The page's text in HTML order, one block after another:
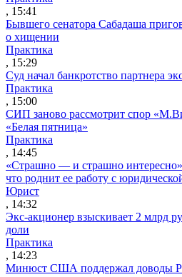
, 15:41
Бывшего сенатора Сабадаша
о хищении
Практика
, 15:29
Суд начал банкротство партнера
Практика
, 15:00
СИП заново рассмотрит спор
«Белая пятница»
Практика
, 14:45
«Страшно — и страшно
что роднит ее работу с
Юрист
, 14:32
Экс-акционер взыскивает 2 млрд
доли
Практика
, 14:23
Минюст США поддержал доводы